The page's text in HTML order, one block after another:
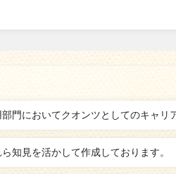
門においてクオンツとしてのキャリ
知見を活かして作成しております。